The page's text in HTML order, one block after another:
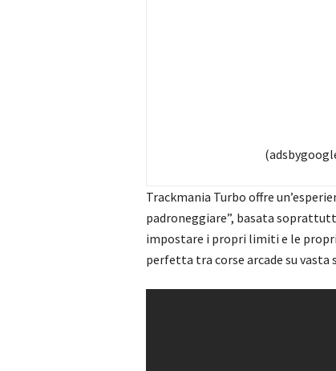
Trackmania Turbo offre
padroneggiare”, basata
impostare i propri limiti e le
perfetta tra corse arcade su